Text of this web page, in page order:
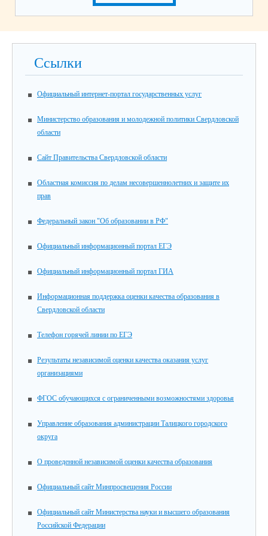
Ссылки
Официальный интернет-портал государственных услуг
Министерство образования и молодежной политики Свердловской
области
Сайт Правительства Свердловской области
Областная комиссия по делам несовершеннолетних и защите их
прав
Федеральный закон "Об образовании в РФ"
Официальный информационный портал ЕГЭ
Официальный информационный портал ГИА
Информационная поддержка оценки качества образования в
Свердловской области
Телефон горячей линии по ЕГЭ
Результаты независимой оценки качества оказания услуг
организациями
ФГОС обучающихся с ограниченными возможностями здоровья
Управление образования администрации Талицкого городского
округа
О проведенной независимой оценки качества образования
Официальный сайт Минпросвещения России
Официальный сайт Министерства науки и высшего образования
Российской Федерации